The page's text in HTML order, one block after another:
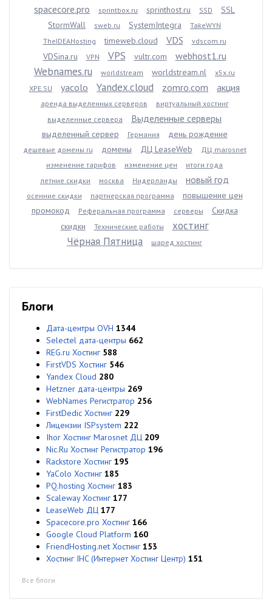
spacecore.pro sprintbox.ru sprinthost.ru SSD
SSL
StormWall
sweb.ru SystemIntegra
TakeWYN
TheIDEAHosting
timeweb.cloud VDS vdscom.ru
VDSina.ru VPN VPS vultr.com webhost1.ru
Webnames.ru worldstream worldstream.nl
x5x.ru
XPE.SU
yacolo Yandex.cloud zomro.com акция
аренда выделенных серверов
виртуальный хостинг
выделенные сервера
Выделенные серверы
выделенный сервер Германия день рождение
дешевые домены ru домены ДЦ LeaseWeb
ДЦ marosnet
изменение тарифов
изменение цен
итоги года
летние скидки
москва Нидерланды новый год
осенние скидки партнерская программа
повышение цен
промокод
Реферальная программа серверы
Скидка
скидки
Технические работы
хостинг
Чёрная Пятница
шаред хостинг
Блоги
Дата-центры OVH 1344
Selectel дата-центры 662
REG.ru Хостинг 588
FirstVDS Хостинг 546
Yandex Cloud 280
Hetzner дата-центры 269
WebNames Регистратор 256
FirstDedic Хостинг 229
Лицензии ISPsystem 222
Ihor Хостинг Marosnet ДЦ 209
Nic.Ru Хостинг Регистратор 196
Rackstore Хостинг 195
YaColo Хостинг 185
PQ.hosting Хостинг 183
Scaleway Хостинг 177
LeaseWeb ДЦ 177
Spacecore.pro Хостинг 166
Google Cloud Platform 160
FriendHosting.net Хостинг 153
Хостинг IHC (Интернет Хостинг Центр) 151
Все блоги